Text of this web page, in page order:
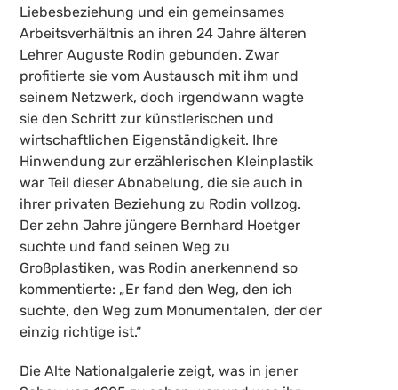
Liebesbeziehung und ein gemeinsames
Arbeitsverhältnis an ihren 24 Jahre älteren
Lehrer Auguste Rodin gebunden. Zwar
profitierte sie vom Austausch mit ihm und
seinem Netzwerk, doch irgendwann wagte
sie den Schritt zur künstlerischen und
wirtschaftlichen Eigenständigkeit. Ihre
Hinwendung zur erzählerischen Kleinplastik
war Teil dieser Abnabelung, die sie auch in
ihrer privaten Beziehung zu Rodin vollzog.
Der zehn Jahre jüngere Bernhard Hoetger
suchte und fand seinen Weg zu
Großplastiken, was Rodin anerkennend so
kommentierte: „Er fand den Weg, den ich
suchte, den Weg zum Monumentalen, der der
einzig richtige ist.“
Die Alte Nationalgalerie zeigt, was in jener